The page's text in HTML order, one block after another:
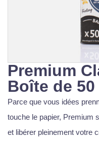
Premium
Boîte de 50
Parce que vous idées
touche le papier, Premium
et libérer pleinement votre